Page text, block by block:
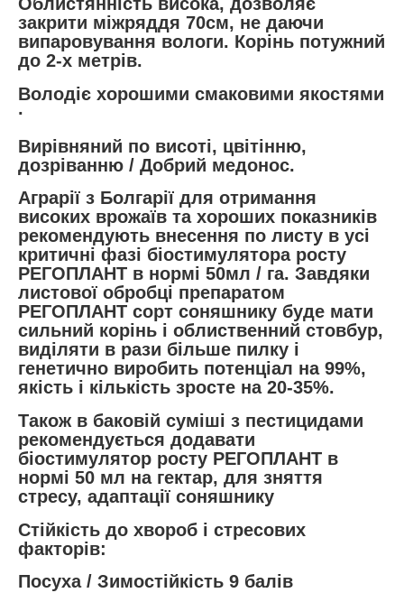
Облистянність висока, дозволяє
закрити міжряддя 70см, не даючи
випаровування вологи. Корінь потужний
до 2-х метрів.
Володіє хорошими смаковими якостями
·
Вирівняний по висоті, цвітінню,
дозріванню / Добрий медонос.
Аграрії з Болгарії для отримання
високих врожаїв та хороших показників
рекомендують внесення по листу в усі
критичні фазі біостимулятора росту
РЕГОПЛАНТ в нормі 50мл / га. Завдяки
листової обробці препаратом
РЕГОПЛАНТ сорт соняшнику буде мати
сильний корінь і облиственний стовбур,
виділяти в рази більше пилку і
генетично виробить потенціал на 99%,
якість і кількість зросте на 20-35%.
Також в баковій суміші з пестицидами
рекомендується додавати
біостимулятор росту РЕГОПЛАНТ в
нормі 50 мл на гектар, для зняття
стресу, адаптації соняшнику
Стійкість до хвороб і стресових
факторів:
Посуха / Зимостійкість 9 балів